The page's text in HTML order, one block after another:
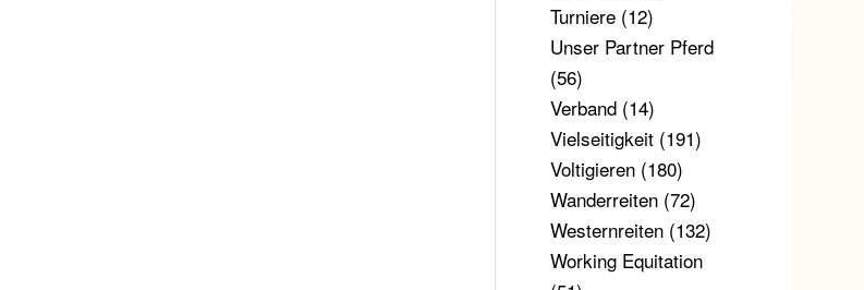
Turniere(12)
Unser Partner Pferd
(56)
Verband(14)
Vielseitigkeit(191)
Voltigieren(180)
Wanderreiten(72)
Westernreiten(132)
Working Equitation